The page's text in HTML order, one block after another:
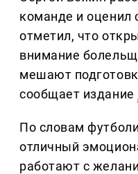
команде и оценил
отметил, что
внимание
мешают
сообщает издание
По словам
отличный
работают с